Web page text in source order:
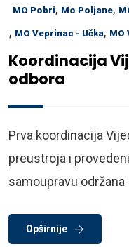
MO Pobri, Mo Poljane,
, MO Veprinac - Učka, MO
Koordinacija
odbora
Prva koordinacija
preustroja i
samoupravu održana
Opširnije